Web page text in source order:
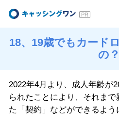
18、19歳でもカード
の？
2022年4月より、成人年齢が
られたことにより、それま
た「契約」などができるよう